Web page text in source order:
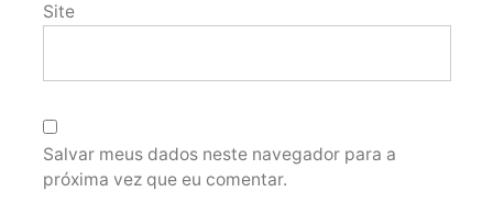
Site
Salvar meus dados neste navegador para a
próxima vez que eu comentar.